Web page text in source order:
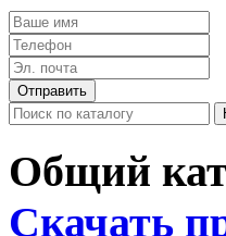
Общий
Скачать